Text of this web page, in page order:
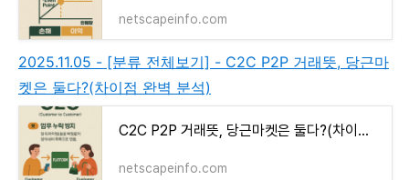
netscapeinfo.com
2025.11.05 - [분류 전체보기] - C2C P2P 거래뜻, 당근마
켓은 둘다?(차이점 완벽 분석)
C2C P2P 거래뜻, 당근마켓은 둘다?(차이점 완벽 분석)
netscapeinfo.com